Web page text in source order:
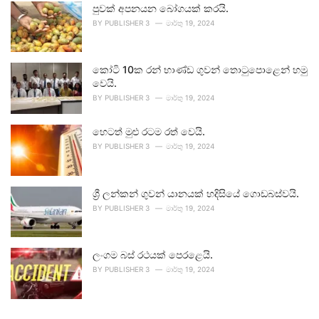
පුවක් අපනයන බෝගයක් කරයි.
BY PUBLISHER 3 මාර්තු 19, 2024
කෝටි 10ක රන් භාණ්ඩ ගුවන් තොටුපොළෙන් හමු
වෙයි.
BY PUBLISHER 3 මාර්තු 19, 2024
හෙටත් මුළු රටම රත් වෙයි.
BY PUBLISHER 3 මාර්තු 19, 2024
ශ්‍රී ලන්කන් ගුවන් යානයක් හදිසියේ ගොඩබස්වයි.
BY PUBLISHER 3 මාර්තු 19, 2024
ලංගම බස් රථයක් පෙරළෙයි.
BY PUBLISHER 3 මාර්තු 19, 2024